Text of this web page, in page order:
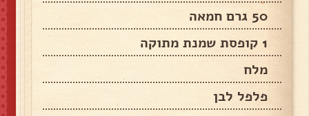
50 גרם חמאה
1 קופסת שמנת מתוקה
מלח
פלפל לבן